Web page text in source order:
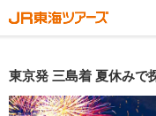
東京発 三島着 夏休みで